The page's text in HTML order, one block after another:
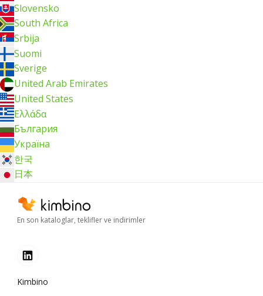
Slovensko
South Africa
Srbija
Suomi
Sverige
United Arab Emirates
United States
Ελλάδα
България
Україна
한국
日本
En son kataloglar, teklifler ve indirimler
Kimbino